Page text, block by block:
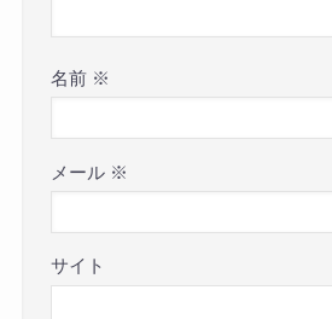
名前 ※
メール ※
サイト